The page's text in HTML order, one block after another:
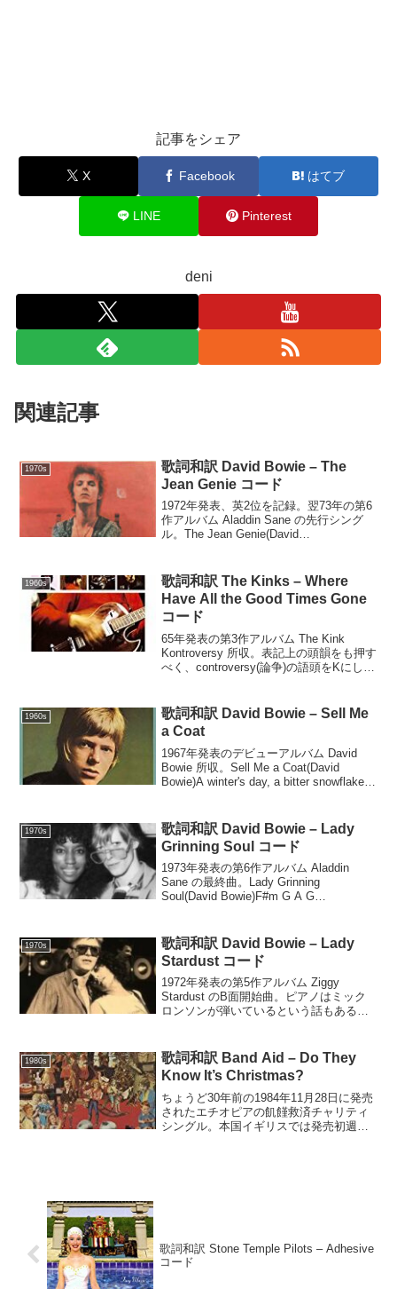
記事をシェア
X Facebook はてブ
LINE Pinterest
deni
関連記事
1970s
歌詞和訳 David Bowie – The
Jean Genie コード
1972年発表、英2位を記録。翌73年の第6
作アルバム Aladdin Sane の先行シング
ル。The Jean Genie(David
snuck ...
1960s
歌詞和訳 The Kinks – Where
Have All the Good Times Gone
コード
65年発表の第3作アルバム The Kink
Kontroversy 所収。表記上の頭韻をも押す
べく、controversy(論争)の語頭をKにして
1960s
歌詞和訳 David Bowie – Sell Me
a Coat
1967年発表のデビューアルバム David
Bowie 所収。Sell Me a Coat(David
Bowie)A winter's day, a bitter snowflake
1970s
歌詞和訳 David Bowie – Lady
Grinning Soul コード
1973年発表の第6作アルバム Aladdin
Sane の最終曲。Lady Grinning
Soul(David Bowie)F#m G A G
1970s
歌詞和訳 David Bowie – Lady
Stardust コード
1972年発表の第5作アルバム Ziggy
Stardust のB面開始曲。ピアノはミック
ロンソンが弾いているという話もあるが
1980s
歌詞和訳 Band Aid – Do They
Know It’s Christmas?
ちょうど30年前の1984年11月28日に発売
されたエチオピアの飢饉救済チャリティ
シングル。本国イギリスでは発売初週だ
歌詞和訳 Stone Temple Pilots – Adhesive
コード